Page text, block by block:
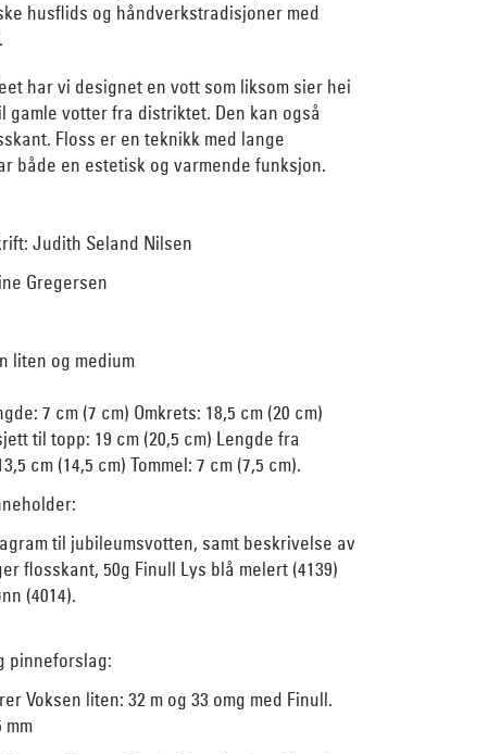
husflids og håndverkstradisjoner med
har vi designet en vott som liksom sier hei
gamle votter fra distriktet. Den kan også
Floss er en teknikk med lange
både en estetisk og varmende funksjon.
Judith Seland Nilsen
Gregersen
liten og medium
7 cm (7 cm) Omkrets: 18,5 cm (20 cm)
til topp: 19 cm (20,5 cm) Lengde fra
cm (14,5 cm) Tommel: 7 cm (7,5 cm).
til jubileumsvotten, samt beskrivelse av
flosskant, 50g Finull Lys blå melert (4139)
(4014).
pinneforslag:
Voksen liten: 32 m og 33 omg med Finull.
mm